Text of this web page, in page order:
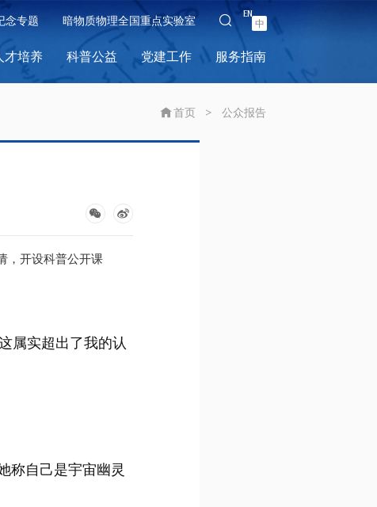
念专题 暗物质物理全国重点实验室 中
EN
才培养 科普公益 党建工作 服务指南
首页 > 公众报告
，开设科普公开课
属实超出了我的认
称自己是宇宙幽灵